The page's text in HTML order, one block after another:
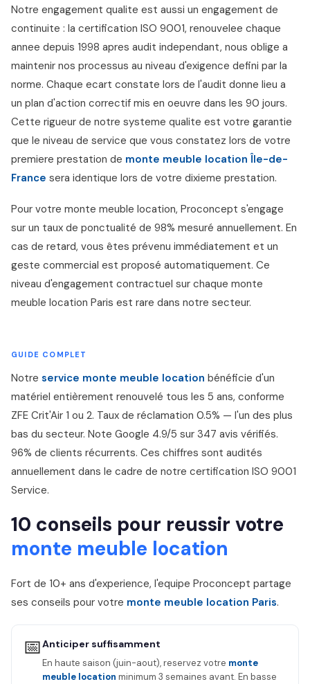
Notre engagement qualite est aussi un engagement de
continuite : la certification ISO 9001, renouvelee chaque
annee depuis 1998 apres audit independant, nous oblige a
maintenir nos processus au niveau d'exigence defini par la
norme. Chaque ecart constate lors de l'audit donne lieu a
un plan d'action correctif mis en oeuvre dans les 90 jours.
Cette rigueur de notre systeme qualite est votre garantie
que le niveau de service que vous constatez lors de votre
premiere prestation de monte meuble location Île-de-
France sera identique lors de votre dixieme prestation.
Pour votre monte meuble location, Proconcept s'engage
sur un taux de ponctualité de 98% mesuré annuellement. En
cas de retard, vous êtes prévenu immédiatement et un
geste commercial est proposé automatiquement. Ce
niveau d'engagement contractuel sur chaque monte
meuble location Paris est rare dans notre secteur.
GUIDE COMPLET
Notre service monte meuble location bénéficie d'un
matériel entièrement renouvelé tous les 5 ans, conforme
ZFE Crit'Air 1 ou 2. Taux de réclamation 0.5% — l'un des plus
bas du secteur. Note Google 4.9/5 sur 347 avis vérifiés.
96% de clients récurrents. Ces chiffres sont audités
annuellement dans le cadre de notre certification ISO 9001
Service.
10 conseils pour reussir votre
monte meuble location
Fort de 10+ ans d'experience, l'equipe Proconcept partage
ses conseils pour votre monte meuble location Paris.
📅Anticiper suffisamment
En haute saison (juin-aout), reservez votre monte
meuble location minimum 3 semaines avant. En basse